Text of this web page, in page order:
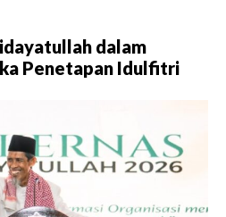
dalam
Penetapan Idulfitri